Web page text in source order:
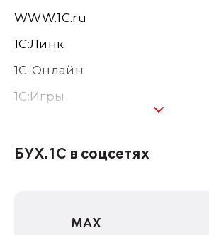
WWW.1С.ru
1С:Линк
1С-Онлайн
1C:Игры
1С:Консалтинг
1С:Дистрибьюция
БУХ.1С в соцсетях
MAX